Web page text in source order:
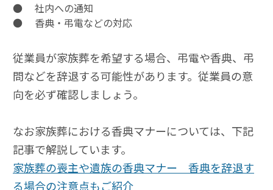
● 社内への通知
● 香典・弔電などの対応
従業員が家族葬を希望する場合、弔電や香典、弔
問などを辞退する可能性があります。従業員の意
向を必ず確認しましょう。
なお家族葬における香典マナーについては、下記
記事で解説しています。
家族葬の喪主や遺族の香典マナー 香典を辞退す
る場合の注意点もご紹介